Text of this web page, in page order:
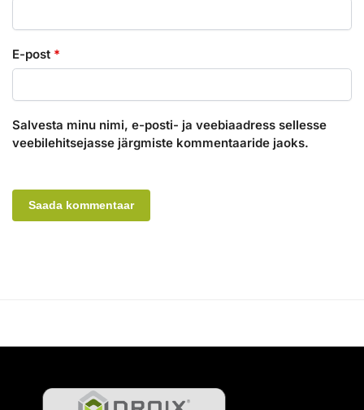
E-post *
Salvesta minu nimi, e-posti- ja veebiaadress sellesse
veebilehitsejasse järgmiste kommentaaride jaoks.